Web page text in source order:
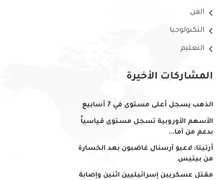
الفن
التكنولوجيا
التعليم
المشاركات الأخيرة
الذهب يسجل أعلى مستوى في 7 أسابيع
الأسهم الأوروبية تسجل مستوى قياسياً
بدعم من آما...
أرتيتا: لاعبو آرسنال غاضبون بعد الخسارة
من بيتيس
مقتل عسكريين إسرائيليين اثنين وإصابة